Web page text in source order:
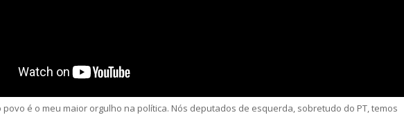
é o meu maior orgulho na política. Nós deputados de esquerda, sobretudo do PT, temos